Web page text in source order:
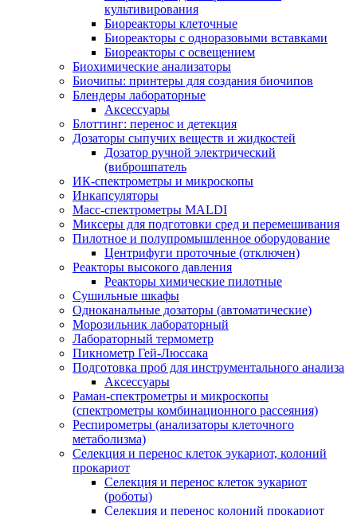
культивирования
Биореакторы клеточные
Биореакторы с одноразовыми вставками
Биореакторы с освещением
Биохимические анализаторы
Биочипы: принтеры для создания биочипов
Блендеры лабораторные
Аксессуары
Блоттинг: перенос и детекция
Дозаторы сыпучих веществ и жидкостей
Дозатор ручной электрический
(виброшпатель
ИК-спектрометры и микроскопы
Инкапсуляторы
Масс-спектрометры MALDI
Миксеры для подготовки сред и перемешивания
Пилотное и полупромышленное оборудование
Центрифуги проточные (отключен)
Реакторы высокого давления
Реакторы химические пилотные
Сушильные шкафы
Одноканальные дозаторы (автоматические)
Морозильник лабораторный
Лабораторный термометр
Пикнометр Гей-Люссака
Подготовка проб для инструментального анализа
Аксессуары
Раман-спектрометры и микроскопы
(спектрометры комбинационного рассеяния)
Респирометры (анализаторы клеточного
метаболизма)
Селекция и перенос клеток эукариот, колоний
прокариот
Селекция и перенос клеток эукариот
(роботы)
Селекция и перенос колоний прокариот